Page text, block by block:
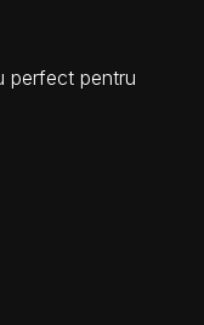
perfect pentru